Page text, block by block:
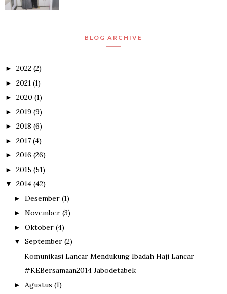
BLOG ARCHIVE
► 2022 (2)
► 2021 (1)
► 2020 (1)
► 2019 (9)
► 2018 (6)
► 2017 (4)
► 2016 (26)
► 2015 (51)
▼ 2014 (42)
► Desember (1)
► November (3)
► Oktober (4)
▼ September (2)
Komunikasi Lancar Mendukung Ibadah Haji Lancar
#KEBersamaan2014 Jabodetabek
► Agustus (1)